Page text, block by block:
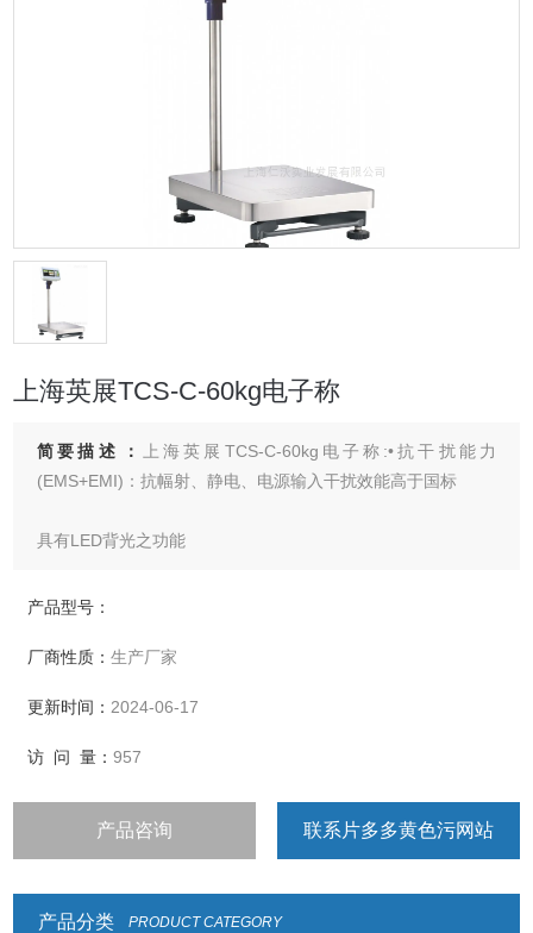
上海英展TCS-C-60kg电子称
简要描述：
上海英展TCS-C-60kg电子称:•抗干扰能力
(EMS+EMI)：抗幅射、静电、电源输入干扰效能高于国标
具有LED背光之功能
• 选用含背光功能的大数字显示屏幕，清晰易读
• 具有重量或数量预设、简易计数、重量暂留、计重及百分比
• 具有重量累计，重量检校(High、Low、
• 具有自动更正、自动零点追踪、双重之过载保护之功能
• 具有多种单位选择
产品型号：
厂商性质：生产厂家
更新时间： 2024-06-17
访 问 量：957
产品咨询 联系片多多黄色污网站
产品分类 PRODUCT CATEGORY